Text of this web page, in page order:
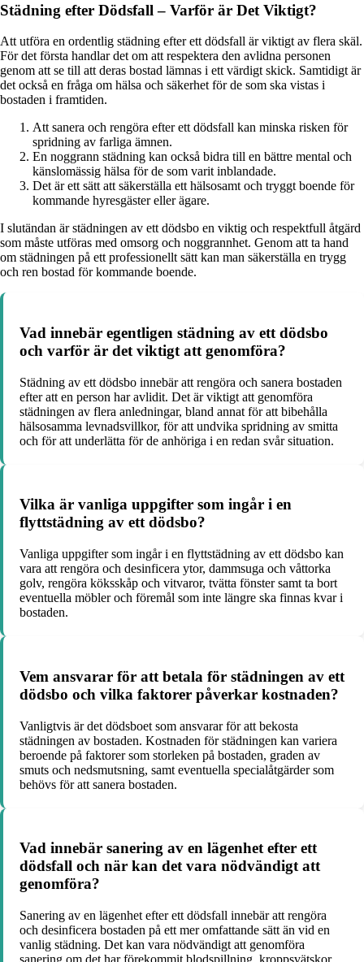
Städning efter Dödsfall – Varför är Det Viktigt?
Att utföra en ordentlig städning efter ett dödsfall är viktigt av flera skäl.
För det första handlar det om att respektera den avlidna personen
genom att se till att deras bostad lämnas i ett värdigt skick. Samtidigt är
det också en fråga om hälsa och säkerhet för de som ska vistas i
bostaden i framtiden.
Att sanera och rengöra efter ett dödsfall kan minska risken för
spridning av farliga ämnen.
En noggrann städning kan också bidra till en bättre mental och
känslomässig hälsa för de som varit inblandade.
Det är ett sätt att säkerställa ett hälsosamt och tryggt boende för
kommande hyresgäster eller ägare.
I slutändan är städningen av ett dödsbo en viktig och respektfull åtgärd
som måste utföras med omsorg och noggrannhet. Genom att ta hand
om städningen på ett professionellt sätt kan man säkerställa en trygg
och ren bostad för kommande boende.
Vad innebär egentligen städning av ett dödsbo
och varför är det viktigt att genomföra?
Städning av ett dödsbo innebär att rengöra och sanera bostaden
efter att en person har avlidit. Det är viktigt att genomföra
städningen av flera anledningar, bland annat för att bibehålla
hälsosamma levnadsvillkor, för att undvika spridning av smitta
och för att underlätta för de anhöriga i en redan svår situation.
Vilka är vanliga uppgifter som ingår i en
flyttstädning av ett dödsbo?
Vanliga uppgifter som ingår i en flyttstädning av ett dödsbo kan
vara att rengöra och desinficera ytor, dammsuga och våttorka
golv, rengöra köksskåp och vitvaror, tvätta fönster samt ta bort
eventuella möbler och föremål som inte längre ska finnas kvar i
bostaden.
Vem ansvarar för att betala för städningen av ett
dödsbo och vilka faktorer påverkar kostnaden?
Vanligtvis är det dödsboet som ansvarar för att bekosta
städningen av bostaden. Kostnaden för städningen kan variera
beroende på faktorer som storleken på bostaden, graden av
smuts och nedsmutsning, samt eventuella specialåtgärder som
behövs för att sanera bostaden.
Vad innebär sanering av en lägenhet efter ett
dödsfall och när kan det vara nödvändigt att
genomföra?
Sanering av en lägenhet efter ett dödsfall innebär att rengöra
och desinficera bostaden på ett mer omfattande sätt än vid en
vanlig städning. Det kan vara nödvändigt att genomföra
sanering om det har förekommit blodspillning, kroppsvätskor